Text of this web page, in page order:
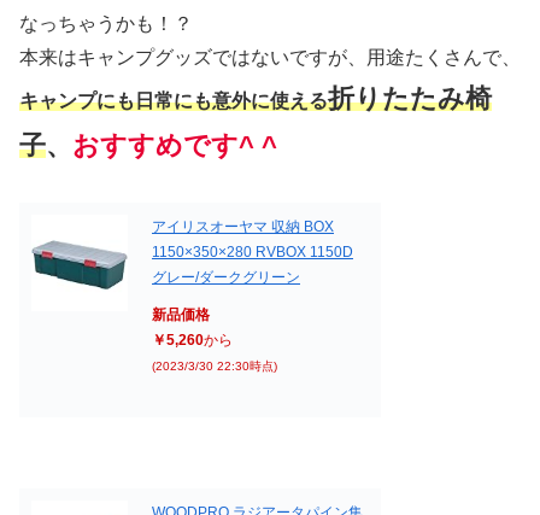
なっちゃうかも！？
本来はキャンプグッズではないですが、用途たくさんで、
キャンプにも日常にも意外に使える折りたたみ椅
子、 おすすめです^ ^
アイリスオーヤマ 収納 BOX
1150×350×280 RVBOX 1150D
グレー/ダークグリーン
新品価格
￥5,260から
(2023/3/30 22:30時点)